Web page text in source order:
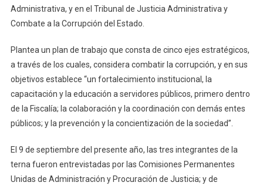
Administrativa, y en el Tribunal de Justicia Administrativa y
Combate a la Corrupción del Estado.
Plantea un plan de trabajo que consta de cinco ejes estratégicos,
a través de los cuales, considera combatir la corrupción, y en sus
objetivos establece “un fortalecimiento institucional, la
capacitación y la educación a servidores públicos, primero dentro
de la Fiscalía; la colaboración y la coordinación con demás entes
públicos; y la prevención y la concientización de la sociedad”.
El 9 de septiembre del presente año, las tres integrantes de la
terna fueron entrevistadas por las Comisiones Permanentes
Unidas de Administración y Procuración de Justicia; y de